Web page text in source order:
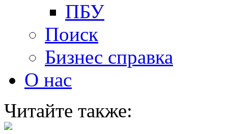
ПБУ
Поиск
Бизнес справка
О нас
Читайте также: